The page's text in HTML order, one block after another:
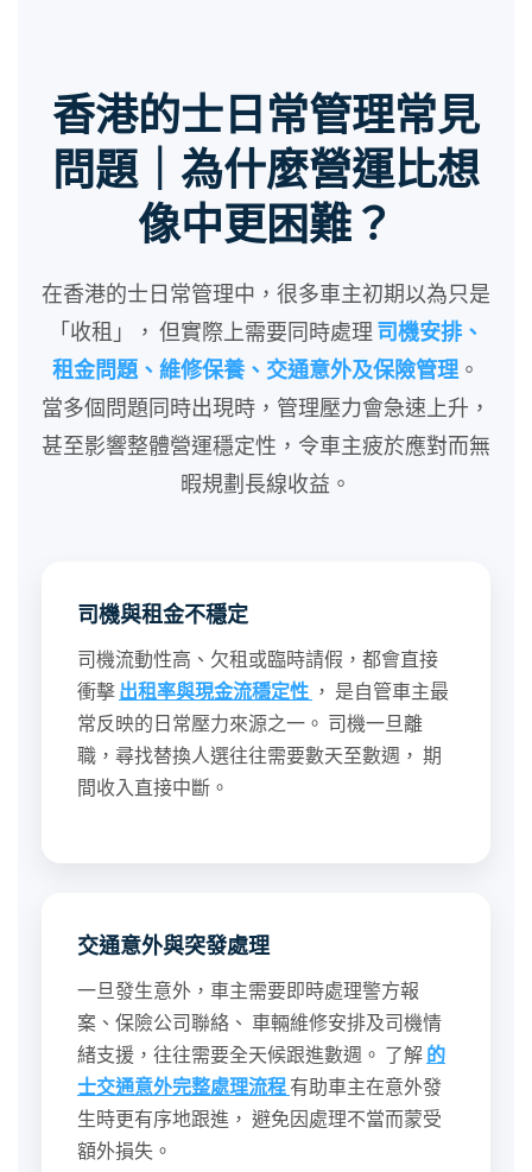
香港的士日常管理常見
問題｜為什麼營運比想
像中更困難？
在香港的士日常管理中，很多車主初期以為只是
「收租」， 但實際上需要同時處理 司機安排、
租金問題、維修保養、交通意外及保險管理 。
當多個問題同時出現時，管理壓力會急速上升，
甚至影響整體營運穩定性，令車主疲於應對而無
暇規劃長線收益。
司機與租金不穩定
司機流動性高、欠租或臨時請假，都會直接
衝擊 出租率與現金流穩定性 ， 是自管車主最
常反映的日常壓力來源之一。 司機一旦離
職，尋找替換人選往往需要數天至數週， 期
間收入直接中斷。
交通意外與突發處理
一旦發生意外，車主需要即時處理警方報
案、保險公司聯絡、 車輛維修安排及司機情
緒支援，往往需要全天候跟進數週。 了解 的
士交通意外完整處理流程 有助車主在意外發
生時更有序地跟進， 避免因處理不當而蒙受
額外損失。